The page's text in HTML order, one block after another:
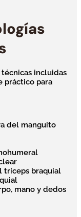
incluidas
práctico para
del manguito
tríceps braquial
mano y dedos